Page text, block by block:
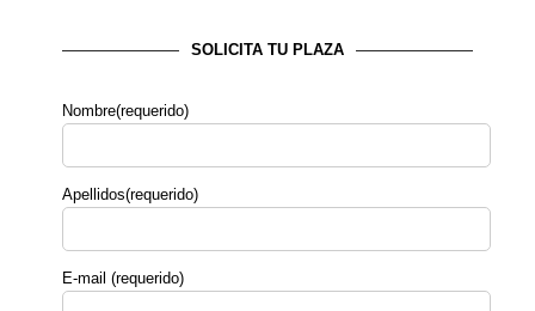
SOLICITA TU PLAZA
Nombre(requerido)
Apellidos(requerido)
E-mail (requerido)